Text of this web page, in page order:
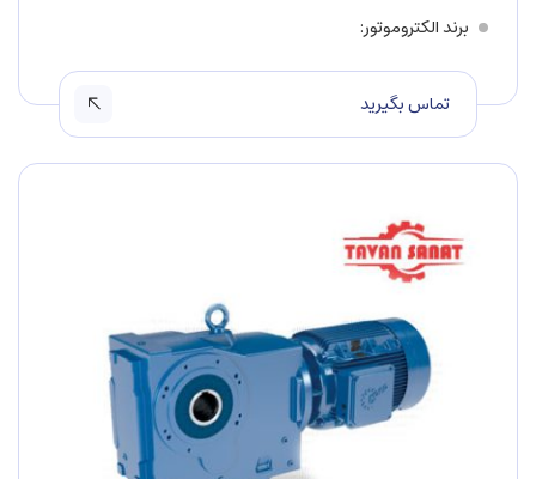
برند الکتروموتور
تماس بگیرید